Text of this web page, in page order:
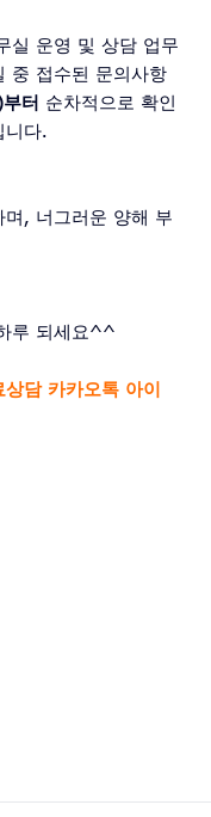
실 운영 및 상담 업무
중 접수된 문의사항
터
순차적으로 확인
니다.
며, 너그러운 양해 부
루 되세요^^
담 카카오톡 아이